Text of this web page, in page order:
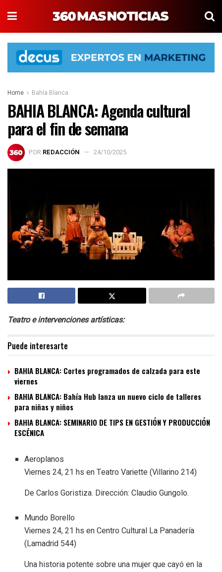
Home Bahía Blanca
BAHIA BLANCA: Agenda cultural
para el fin de semana
POR REDACCIÓN 24/10/2025
Teatro e intervenciones artísticas:
Puede interesarte
BAHIA BLANCA: Cortes programados de calzada para este
viernes
BAHIA BLANCA: Bahía Hub lanza un nuevo ciclo de talleres
para niñas y niños
BAHIA BLANCA: SEMINARIO DE TIPS EN GESTIÓN Y PRODUCCIÓN
ESCÉNICA
Aeroplanos
Viernes 24, 21 hs en Teatro Variette (Villarino 214)
De Carlos Goristiza. Dirección: Claudio Gungolo.
Mundo Borello
Viernes 24, 21 hs en Centro Cultural La Panadería
(Lamadrid 544)
Una historia potente sobre una mujer que cayó en la